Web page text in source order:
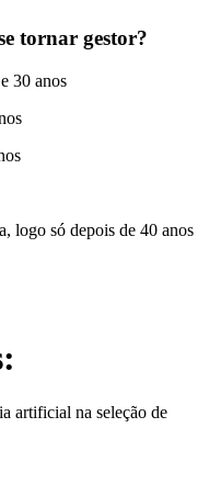
tornar gestor?
30 anos
logo só depois de 40 anos
artificial na seleção de